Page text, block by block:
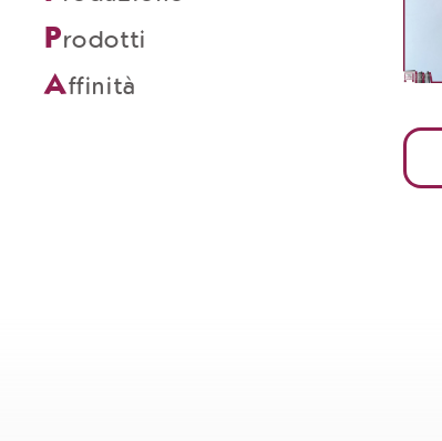
Prodotti
Affinità